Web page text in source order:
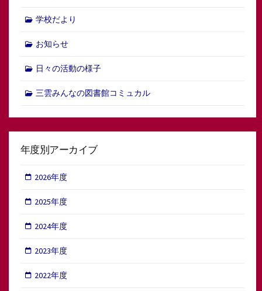
学校だより
お知らせ
日々の活動の様子
三雲みんなの図書館コミュカル
年度別アーカイブ
2026年度
2025年度
2024年度
2023年度
2022年度